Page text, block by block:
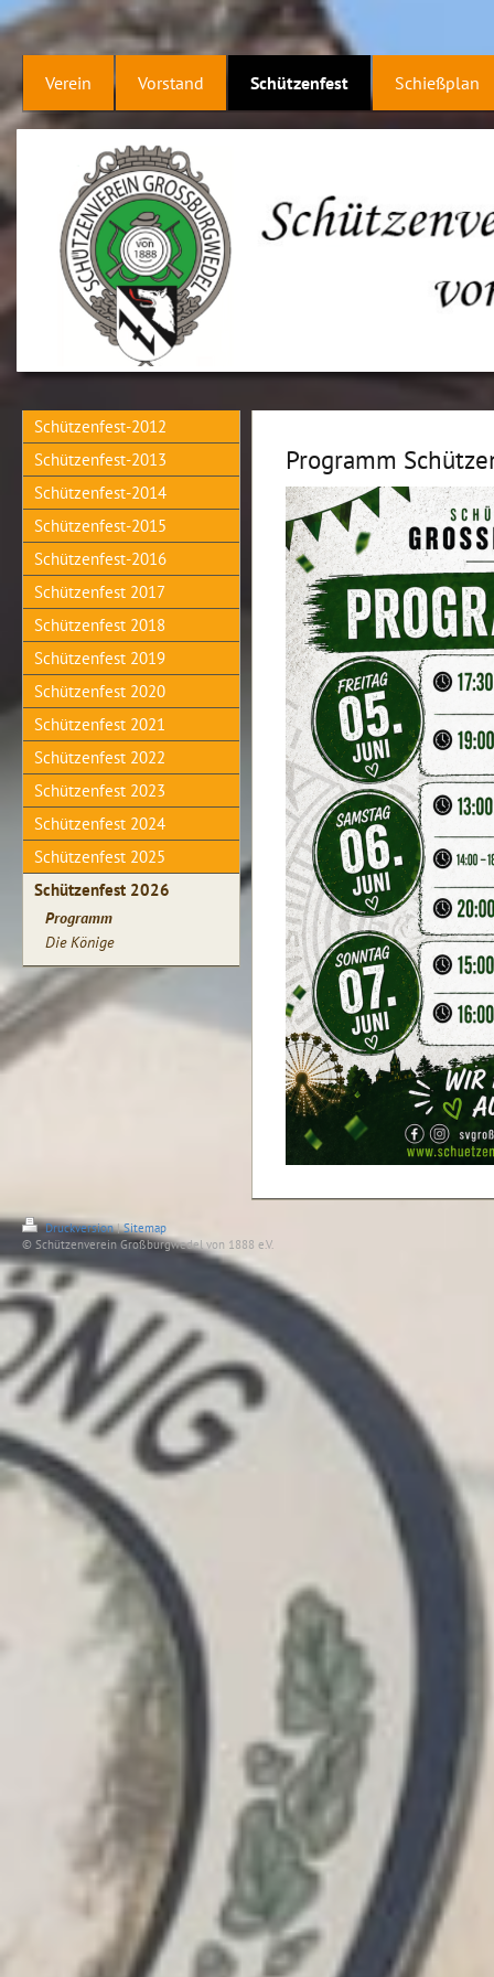
Verein Vorstand Schützenfest Schießplan
Schützenfest-2012
Schützenfest-2013
Schützenfest-2014
Schützenfest-2015
Schützenfest-2016
Schützenfest 2017
Schützenfest 2018
Schützenfest 2019
Schützenfest 2020
Schützenfest 2021
Schützenfest 2022
Schützenfest 2023
Schützenfest 2024
Schützenfest 2025
Schützenfest 2026
Programm
Die Könige
Programm
Druckversion| Sitemap
© Schützenverein Großburgwedel von 1888 e.V.